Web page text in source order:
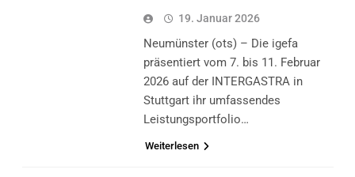
19. Januar 2026
Neumünster (ots) – Die igefa
präsentiert vom 7. bis 11. Februar
2026 auf der INTERGASTRA in
Stuttgart ihr umfassendes
Leistungsportfolio…
Weiterlesen